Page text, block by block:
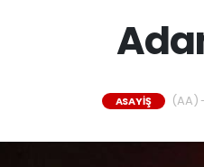
ASAYİŞ (AA)